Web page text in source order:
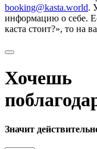
booking@kasta.world.
информацию о себе.
каста стоит?», то на
Хочешь
Значит